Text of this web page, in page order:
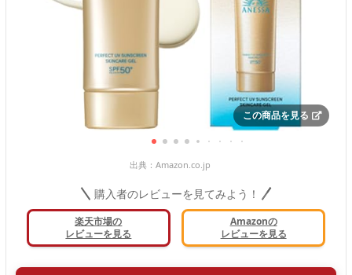
この商品を見る
出典： Amazon.co.jp
購入者のレビューを見てみよう！
楽天市場の
レビューを見る
Amazonの
レビューを見る